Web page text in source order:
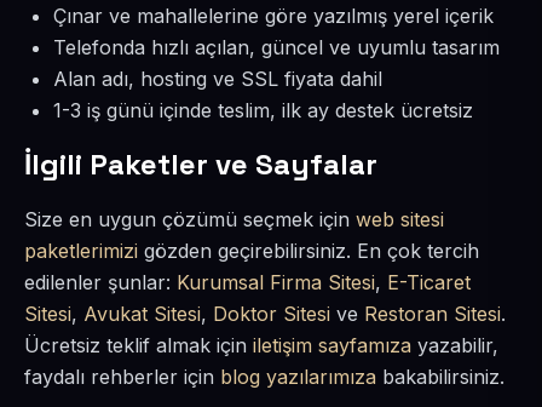
Çınar ve mahallelerine göre yazılmış yerel içerik
Telefonda hızlı açılan, güncel ve uyumlu tasarım
Alan adı, hosting ve SSL fiyata dahil
1-3 iş günü içinde teslim, ilk ay destek ücretsiz
İlgili Paketler ve Sayfalar
Size en uygun çözümü seçmek için web sitesi
paketlerimizi gözden geçirebilirsiniz. En çok tercih
edilenler şunlar: Kurumsal Firma Sitesi, E-Ticaret
Sitesi, Avukat Sitesi, Doktor Sitesi ve Restoran Sitesi.
Ücretsiz teklif almak için iletişim sayfamıza yazabilir,
faydalı rehberler için blog yazılarımıza bakabilirsiniz.